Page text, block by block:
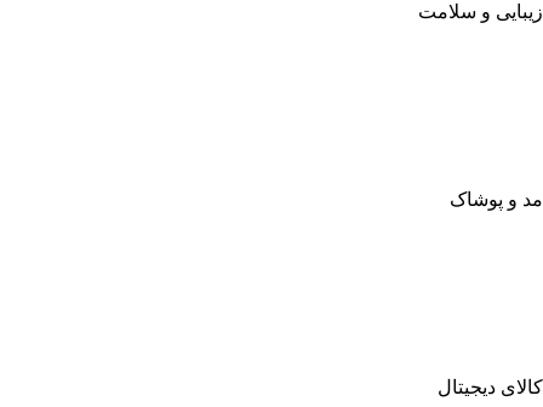
زیبایی و سلامت
مد و پوشاک
کالای دیجیتال